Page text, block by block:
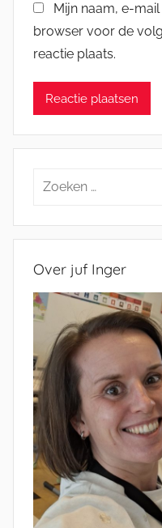
Mijn naam, e-
browser voor de
reactie plaats.
Zoeken
Over juf Inger